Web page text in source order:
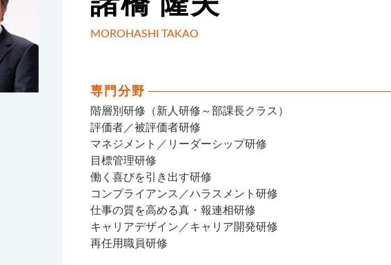
MOROHASHI TAKAO
専門分野
階層別研修（新人研修～部課長クラス）
評価者／被評価者研修
マネジメント／リーダーシップ研修
目標管理研修
働く喜びを引き出す研修
コンプライアンス／ハラスメント研修
仕事の質を高める真・報連相研修
キャリアデザイン／キャリア開発研修
再任用職員研修